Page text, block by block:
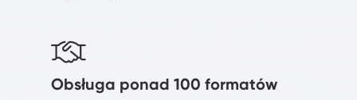
Obsługa ponad 100 formatów